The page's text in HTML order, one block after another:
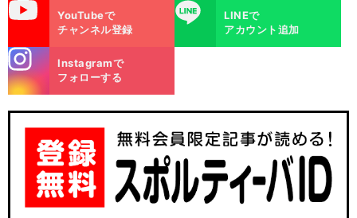
YouTubeで
チャンネル登録
LINE
LINEで
アカウント追加
m
Instagramで
フォローする